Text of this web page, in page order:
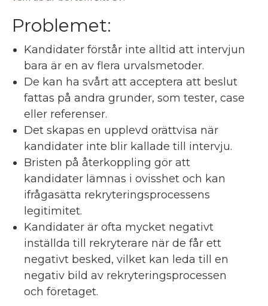
Problemet:
Kandidater förstår inte alltid att intervjun
bara är en av flera urvalsmetoder.
De kan ha svårt att acceptera att beslut
fattas på andra grunder, som tester, case
eller referenser.
Det skapas en upplevd orättvisa när
kandidater inte blir kallade till intervju.
Bristen på återkoppling gör att
kandidater lämnas i ovisshet och kan
ifrågasätta rekryteringsprocessens
legitimitet.
Kandidater är ofta mycket negativt
inställda till rekryterare när de får ett
negativt besked, vilket kan leda till en
negativ bild av rekryteringsprocessen
och företaget.